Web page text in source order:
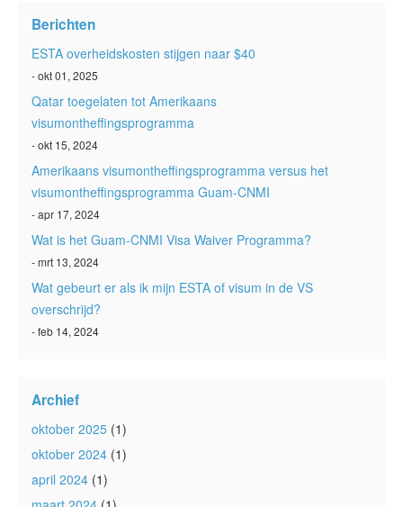
Berichten
ESTA overheidskosten stijgen naar $40
- okt 01, 2025
Qatar toegelaten tot Amerikaans
visumontheffingsprogramma
- okt 15, 2024
Amerikaans visumontheffingsprogramma versus het
visumontheffingsprogramma Guam-CNMI
- apr 17, 2024
Wat is het Guam-CNMI Visa Waiver Programma?
- mrt 13, 2024
Wat gebeurt er als ik mijn ESTA of visum in de VS
overschrijd?
- feb 14, 2024
Archief
oktober 2025 (1)
oktober 2024 (1)
april 2024 (1)